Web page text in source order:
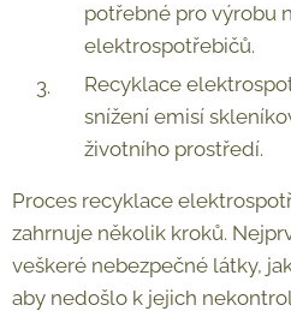
potřebné pro výrobu
elektrospotřebičů.
Recyklace
snížení emisí
životního prostředí.
Proces recyklace
zahrnuje několik kroků.
veškeré nebezpečné látky,
aby nedošlo k jejich